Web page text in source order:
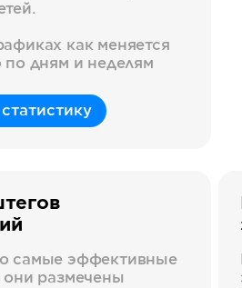
как меняется
по дням и неделям
самые эффективные
они размечены